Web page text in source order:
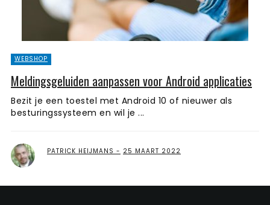
WEBSHOP
Meldingsgeluiden aanpassen voor Android applicaties
Bezit je een toestel met Android 10 of nieuwer als
besturingssysteem en wil je ...
PATRICK HEIJMANS 25 MAART 2022